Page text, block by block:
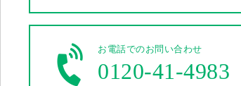
お電話でのお問い合わせ
0120-41-4983